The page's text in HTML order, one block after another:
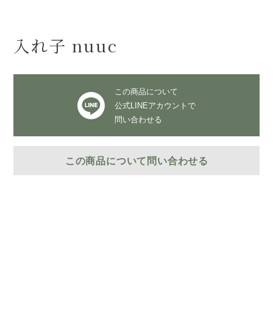
入れ子 nuuc
この商品について
公式LINEアカウントで
問い合わせる
この商品について問い合わせる